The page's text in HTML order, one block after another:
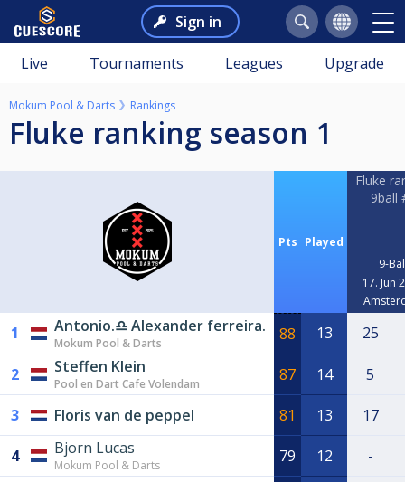
Sign in
Live Tournaments Leagues Upgrade
Mokum Pool & Darts Rankings
Fluke ranking season 1
Pts Played
Fluke
9ball
9-
17. Jun
1 Antonio.♎️ Alexander ferreira.
Mokum Pool & Darts 88 13 25
2 Steffen Klein
Pool en Dart Cafe Volendam 87 14 5
3 Floris van de peppel 81 13 17
4 Bjorn Lucas
Mokum Pool & Darts 79 12 -